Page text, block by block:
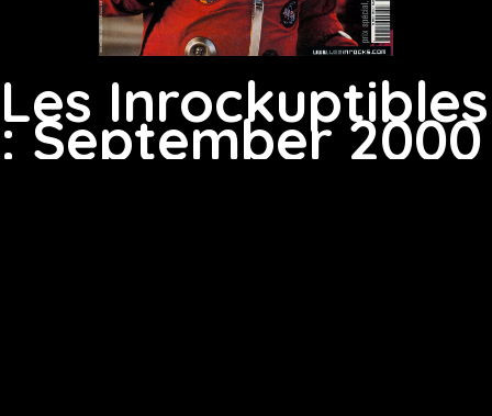
Les Inrockuptibles
: September 2000